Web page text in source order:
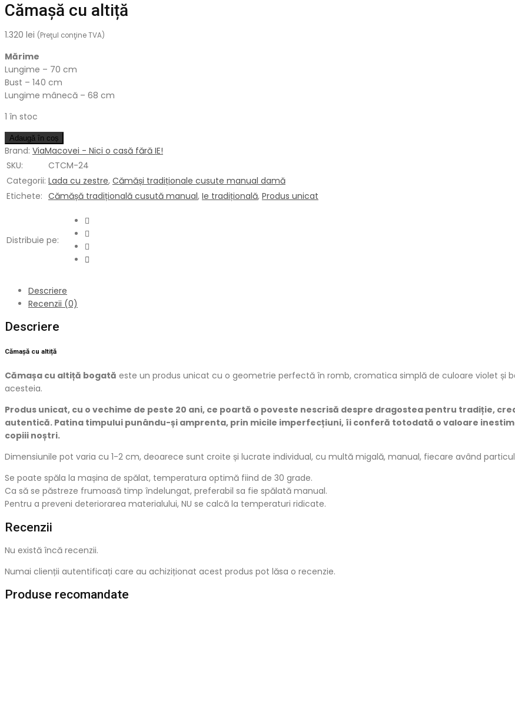
Cămașă cu altiță
1.320 lei (Preţul conţine TVA)
Mărime
Lungime – 70 cm
Bust – 140 cm
Lungime mânecă – 68 cm
1 în stoc
Cantitate
Adaugă în coș
Brand: ViaMacovei - Nici o casă fără IE!
SKU:
CTCM-24
Categorii: Lada cu zestre, Cămăși tradiționale cusute manual damă
Etichete: Cămășă tradițională cusută manual, Ie tradițională, Produs unicat
Distribuie pe:
Descriere
Recenzii (0)
Descriere
Cămașă cu altiță
Cămașa cu altiță bogată este un produs unicat cu o geometrie perfectă în romb, cromatica simplă de culoare violet și
acesteia.
Produs unicat, cu o vechime de peste 20 ani, ce poartă o poveste nescrisă despre dragostea pentru tradiție,
autentică. Patina timpului punându-și amprenta, prin micile imperfecțiuni, îi conferă totodată o valoare
copiii noștri.
Dimensiunile pot varia cu 1-2 cm, deoarece sunt croite și lucrate individual, cu multă migală, manual, fiecare având
Se poate spăla la mașina de spălat, temperatura optimă fiind de 30 grade.
Ca să se păstreze frumoasă timp îndelungat, preferabil sa fie spălată manual.
Pentru a preveni deteriorarea materialului, NU se calcă la temperaturi ridicate.
Recenzii
Nu există încă recenzii.
Numai clienții autentificați care au achiziționat acest produs pot lăsa o recenzie.
Produse recomandate